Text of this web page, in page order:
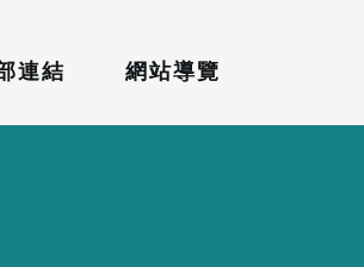
連結 網站導覽